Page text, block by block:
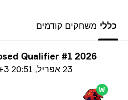
כללי משחקים קודמים
על טורנירQualifier #1 2026
,
20:51 GMT +3